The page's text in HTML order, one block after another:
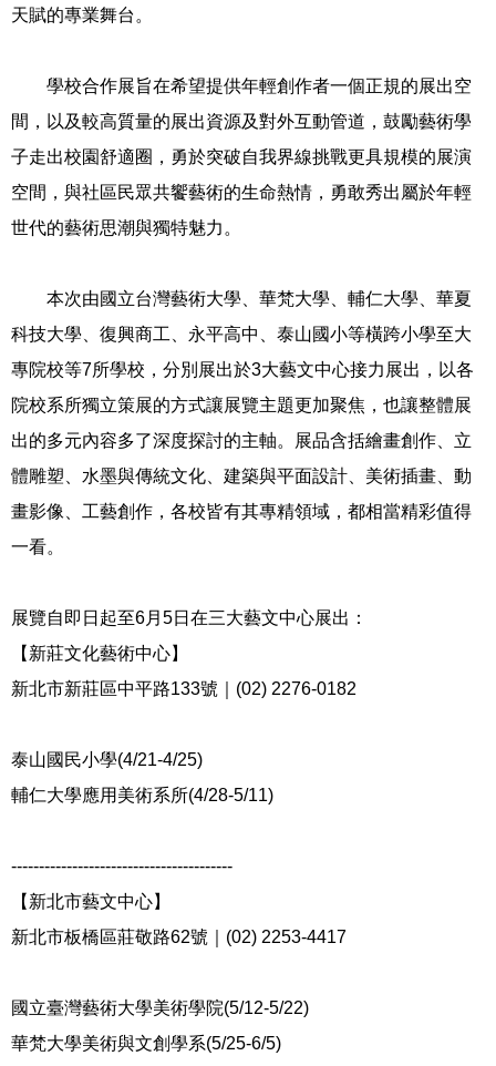
天賦的專業舞台。
學校合作展旨在希望提供年輕創作者一個正規的展出空
間，以及較高質量的展出資源及對外互動管道，鼓勵藝術學
子走出校園舒適圈，勇於突破自我界線挑戰更具規模的展演
空間，與社區民眾共饗藝術的生命熱情，勇敢秀出屬於年輕
世代的藝術思潮與獨特魅力。
本次由國立台灣藝術大學、華梵大學、輔仁大學、華夏
科技大學、復興商工、永平高中、泰山國小等橫跨小學至大
專院校等7所學校，分別展出於3大藝文中心接力展出，以各
院校系所獨立策展的方式讓展覽主題更加聚焦，也讓整體展
出的多元內容多了深度探討的主軸。展品含括繪畫創作、立
體雕塑、水墨與傳統文化、建築與平面設計、美術插畫、動
畫影像、工藝創作，各校皆有其專精領域，都相當精彩值得
一看。
展覽自即日起至6月 5日在三大藝文中心展出：
【新莊文化藝術中心】
新北市新莊區中平路133號｜ (02) 2276-0182
泰山國民小學(4/21-4/25)
輔仁大學應用美術系所(4/28-5/11)
----------------------------------------
【新北市藝文中心】
新北市板橋區莊敬路62號｜ (02) 2253-4417
國立臺灣藝術大學美術學院(5/12-5/22)
華梵大學美術與文創學系(5/25-6/5)